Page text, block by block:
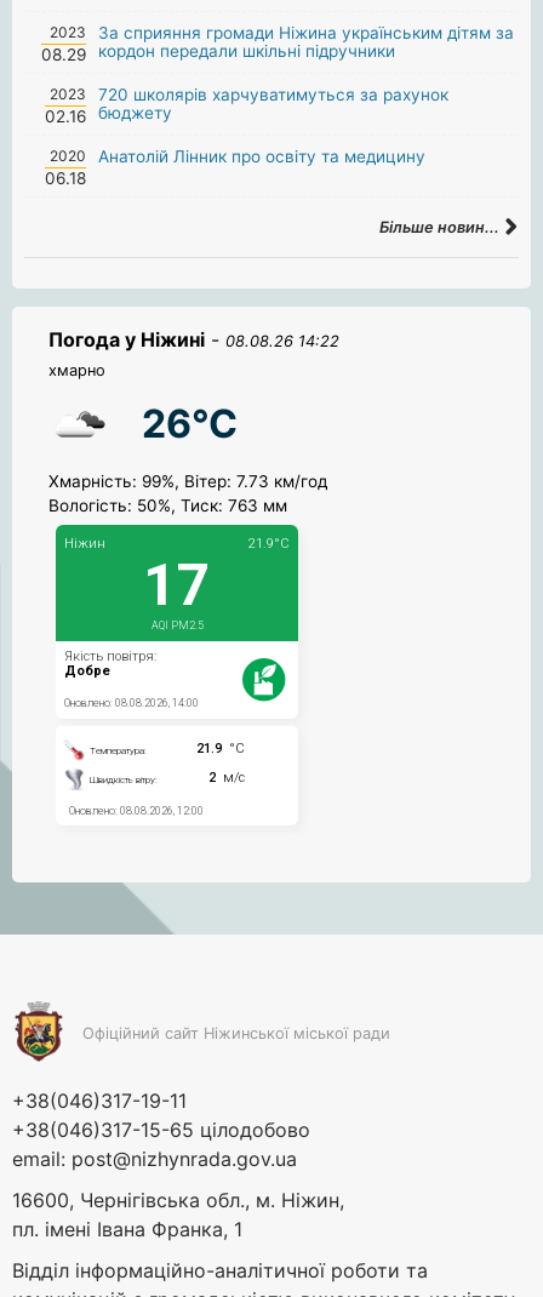
2023
08.29
За сприяння громади Ніжина українським дітям за
кордон передали шкільні підручники
2023
02.16
720 школярів харчуватимуться за рахунок
бюджету
2020
06.18
Анатолій Лінник про освіту та медицину
Більше новин...
Погода у Ніжині - 08.08.26 14:22
хмарно
26°C
Хмарність: 99%, Вітер: 7.73 км/год
Вологість: 50%, Тиск: 763 мм
Офіційний сайт Ніжинської міської ради
+38(046)317-19-11
+38(046)317-15-65 цілодобово
email: post@nizhynrada.gov.ua
16600, Чернігівська обл., м. Ніжин,
пл. імені Івана Франка, 1
Відділ інформаційно-аналітичної роботи та